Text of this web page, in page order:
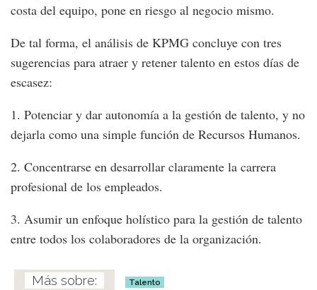
costa del equipo, pone en riesgo al negocio mismo.
De tal forma, el análisis de KPMG concluye con tres
sugerencias para atraer y retener talento en estos días de
escasez:
1. Potenciar y dar autonomía a la gestión de talento, y no
dejarla como una simple función de Recursos Humanos.
2. Concentrarse en desarrollar claramente la carrera
profesional de los empleados.
3. Asumir un enfoque holístico para la gestión de talento
entre todos los colaboradores de la organización.
Talento